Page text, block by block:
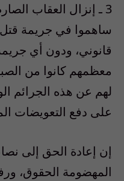
3 ـ إنزال العقاب
ساهموا في جريمة
قانوني، ودون أي
معظمهم كانوا من
لهم عن هذه الجرائم
على دفع التعويضات
إن إعادة الحق إلى
المهضومة الحقوق،